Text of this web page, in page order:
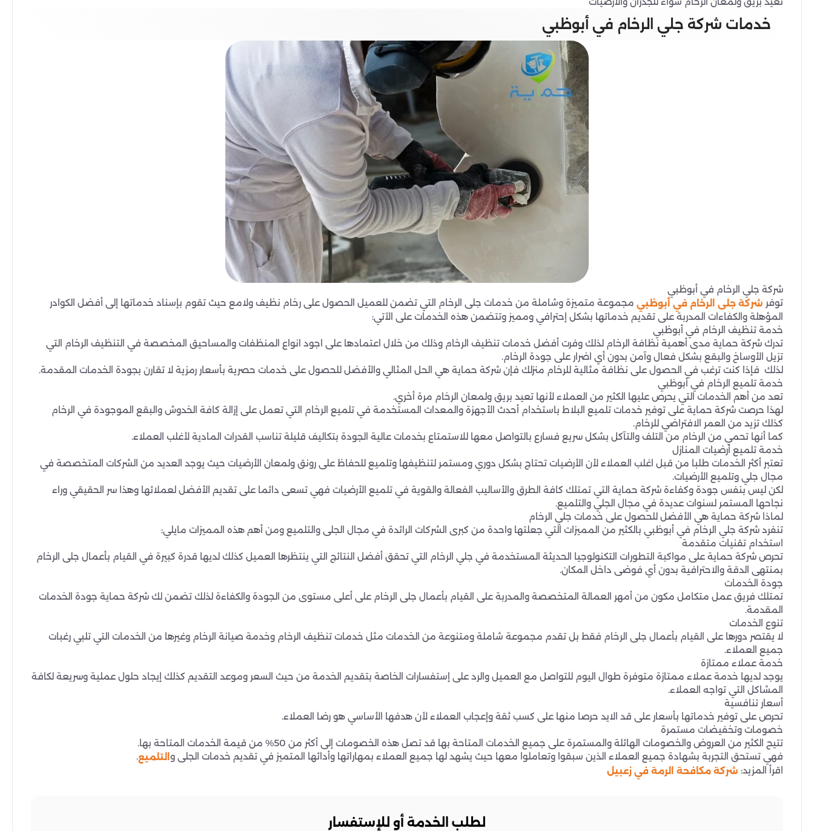
خدمات شركة جلي الرخام في أبوظبي
شركة جلي الرخام في أبوظبي
توفر شركة جلى الرخام في أبوظبي مجموعة متميزة وشاملة من خدمات جلى الرخام التي تضمن للعميل الحصول على رخام نظيف ولامع حيث تقوم بإسناد خدماتها إلى أفضل الكوادر
المؤهلة والكفاءات المدربة على تقديم خدماتها بشكل إحترافي ومميز وتتضمن هذه الخدمات على الآتي:
خدمة تنظيف الرخام في أبوظبي
تدرك شركة حماية مدى أهمية نظافة الرخام لذلك وفرت أفضل خدمات تنظيف الرخام وذلك من خلال اعتمادها على اجود انواع المنظفات والمساحيق المخصصة في التنظيف الرخام التي
تزيل الأوساخ والبقع بشكل فعال وآمن بدون أي اضرار على جودة الرخام.
لذلك فإذا كنت ترغب في الحصول على نظافة مثالية للرخام منزلك فإن شركة حماية هي الحل المثالي والأفضل للحصول على خدمات حصرية بأسعار رمزية لا تقارن بجودة الخدمات المقدمة.
خدمة تلميع الرخام في أبوظبي
تعد من أهم الخدمات التي يحرص عليها الكثير من العملاء لأنها تعيد بريق ولمعان الرخام مرة أخري.
لهذا حرصت شركة حماية على توفير خدمات تلميع البلاط باستخدام أحدث الأجهزة والمعدات المستخدمة في تلميع الرخام التي تعمل على إزالة كافة الخدوش والبقع الموجودة في الرخام
كذلك تزيد من العمر الافتراضي للرخام.
كما أنها تحمي من الرخام من التلف والتآكل بشكل سريع فسارع بالتواصل معها للاستمتاع بخدمات عالية الجودة بتكاليف قليلة تناسب القدرات المادية لأغلب العملاء.
خدمة تلميع أرضيات المنازل
تعتبر أكثر الخدمات طلبا من قبل اغلب العملاء لأن الأرضيات تحتاج بشكل دوري ومستمر لتنظيفها وتلميع للحفاظ على رونق ولمعان الأرضيات حيث يوجد العديد من الشركات المتخصصة في
مجال جلي وتلميع الأرضيات.
لكن ليس بنفس جودة وكفاءة شركة حماية التي تمتلك كافة الطرق والأساليب الفعالة والقوية في تلميع الأرضيات فهي تسعى دائما على تقديم الأفضل لعملائها وهذا سر الحقيقي وراء
نجاحها المستمر لسنوات عديدة في مجال الجلي والتلميع.
لماذا شركة حماية هي الأفضل للحصول على خدمات جلي الرخام
تنفرد شركة جلي الرخام في أبوظبي بالكثير من المميزات التي جعلتها واحدة من كبرى الشركات الرائدة في مجال الجلى والتلميع ومن أهم هذه المميزات مايلي:
استخدام تقنيات متقدمة
تحرص شركة حماية على مواكبة التطورات التكنولوجيا الحديثة المستخدمة في جلي الرخام التي تحقق أفضل النتائج التي ينتظرها العميل كذلك لديها قدرة كبيرة في القيام بأعمال جلى الرخام
بمنتهى الدقة والاحترافية بدون أي فوضى داخل المكان.
جودة الخدمات
تمتلك فريق عمل متكامل مكون من أمهر العمالة المتخصصة والمدربة على القيام بأعمال جلى الرخام على أعلى مستوى من الجودة والكفاءة لذلك تضمن لك شركة حماية جودة الخدمات
المقدمة.
تنوع الخدمات
لا يقتصر دورها على القيام بأعمال جلى الرخام فقط بل تقدم مجموعة شاملة ومتنوعة من الخدمات مثل خدمات تنظيف الرخام وخدمة صيانة الرخام وغيرها من الخدمات التي تلبي رغبات
جميع العملاء.
خدمة عملاء ممتازة
يوجد لديها خدمة عملاء ممتازة متوفرة طوال اليوم للتواصل مع العميل والرد على إستفسارات الخاصة بتقديم الخدمة من حيث السعر وموعد التقديم كذلك إيجاد حلول عملية وسريعة لكافة
المشاكل التي تواجه العملاء.
أسعار تنافسية
تحرص على توفير خدماتها بأسعار على قد الايد حرصا منها على كسب ثقة وإعجاب العملاء لأن هدفها الأساسي هو رضا العملاء.
خصومات وتخفيضات مستمرة
تتيح الكثير من العروض والخصومات الهائلة والمستمرة على جميع الخدمات المتاحة بها قد تصل هذه الخصومات إلى أكثر من 50% من قيمة الخدمات المتاحة بها.
فهي تستحق التجربة بشهادة جميع العملاء الذين سبقوا وتعاملوا معها حيث يشهد لها جميع العملاء بمهاراتها وأدائها المتميز في تقديم خدمات الجلى و التلميع.
اقرأ المزيد: شركة مكافحة الرمة في زعبيل
لطلب الخدمة أو للإستفسار